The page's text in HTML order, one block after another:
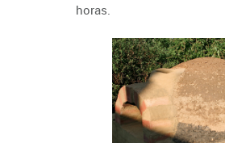
horas.